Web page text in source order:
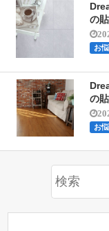
の
お
の
お